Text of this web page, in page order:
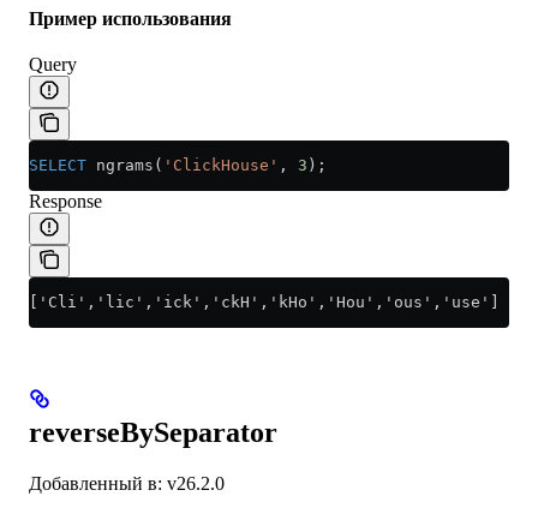
Пример использования
Query
SELECT ngrams( 'ClickHouse' , 3 );
Response
['Cli','lic','ick','ckH','kHo','Hou','ous','use']
reverseBySeparator
Добавленный в: v26.2.0